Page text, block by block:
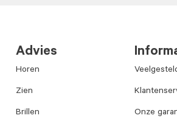
Advies
Horen
Zien
Brillen Onze